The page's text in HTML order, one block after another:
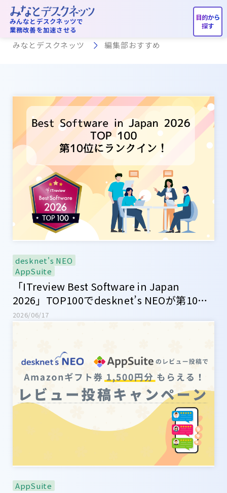
みんなとデスクネッツで
業務改善を加速させる
編集部おすすめ
みなとデスクネッツ 編集部おすすめ
desknet's NEO
AppSuite
「ITreview Best Software in Japan
2026」TOP100でdesknet’s NEOが第10位
にランクインしました！【レビュー投稿キ
2026/06/17
AppSuite